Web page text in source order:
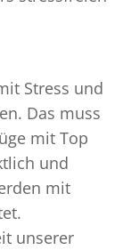
Stress und
Das muss
mit Top
und
mit
unserer